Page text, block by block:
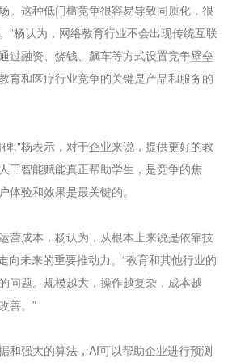
。这种低门槛竞争很容易导致同质化，很
”杨认为，网络教育行业不会出现传统互联
过融资、烧钱、飙车等方式设置竞争壁垒
育和医疗行业竞争的关键是产品和服务的
."杨表示，对于企业来说，提供更好的教
工智能赋能真正帮助学生，是竞争的焦
体验和效果是最关键的。
营成本，杨认为，从根本上来说是依靠技
向未来的重要推动力。“教育和其他行业的
问题。规模越大，操作越复杂，成本越
善。”
和强大的算法，AI可以帮助企业进行预测